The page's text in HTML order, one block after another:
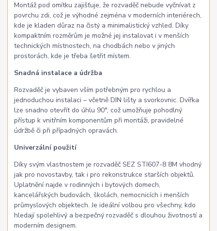
Montáž pod omítku zajišťuje, že rozvaděč nebude vyčnívat z
povrchu zdi, což je výhodné zejména v moderních interiérech,
kde je kladen důraz na čistý a minimalistický vzhled. Díky
kompaktním rozměrům je možné jej instalovat i v menších
technických místnostech, na chodbách nebo v jiných
prostorách, kde je třeba šetřit místem.
Snadná instalace a údržba
Rozvaděč je vybaven vším potřebným pro rychlou a
jednoduchou instalaci – včetně DIN lišty a svorkovnic. Dvířka
lze snadno otevřít do úhlu 90°, což umožňuje pohodlný
přístup k vnitřním komponentům při montáži, pravidelné
údržbě či při případných opravách.
Univerzální použití
Díky svým vlastnostem je rozvaděč SEZ STI607-8 8M vhodný
jak pro novostavby, tak i pro rekonstrukce starších objektů.
Uplatnění najde v rodinných i bytových domech,
kancelářských budovách, školách, nemocnicích i menších
průmyslových objektech. Je ideální volbou pro všechny, kdo
hledají spolehlivý a bezpečný rozvaděč s dlouhou životností a
moderním designem.